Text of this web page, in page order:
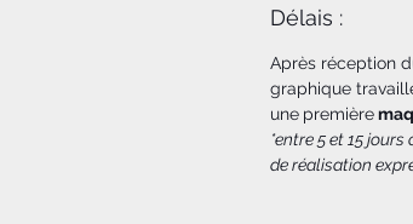
Délais :
Après réception
graphique
une première
*entre 5 et 15
de réalisation